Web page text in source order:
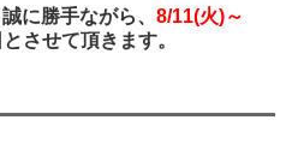
に勝手ながら、 8/11(火)～
させて頂きます。